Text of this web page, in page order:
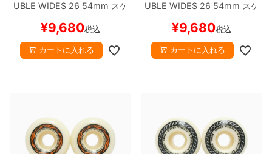
UBLE WIDES 26 54mm スケ
¥9,680税込
カートに入れる
UBLE WIDES 26 54mm スケ
¥9,680税込
カートに入れる